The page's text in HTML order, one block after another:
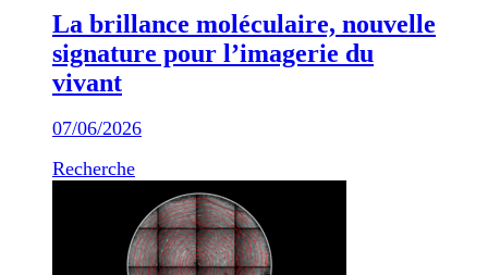
La brillance moléculaire, nouvelle
signature pour l’imagerie du
vivant
07/06/2026
Recherche